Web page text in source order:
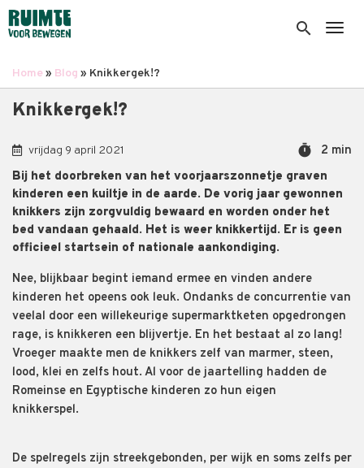
Overslaan
en
inhoud
search
Home Blog Knikkergek!?
Knikkergek!?
vrijdag 9 april 2021 timer
2 min
Bij het doorbreken van het voorjaarszonnetje graven
kinderen een kuiltje in de aarde. De vorig jaar gewonnen
knikkers zijn zorgvuldig bewaard en worden onder het
bed vandaan gehaald. Het is weer knikkertijd. Er is geen
officieel startsein of nationale aankondiging.
Nee, blijkbaar begint iemand ermee en vinden andere
kinderen het opeens ook leuk. Ondanks de concurrentie van
veelal door een willekeurige supermarktketen opgedrongen
rage, is knikkeren een blijvertje. En het bestaat al zo lang!
Vroeger maakte men de knikkers zelf van marmer, steen,
lood, klei en zelfs hout. Al voor de jaartelling hadden de
Romeinse en Egyptische kinderen zo hun eigen
knikkerspel.
De spelregels zijn streekgebonden, per wijk en soms zelfs per